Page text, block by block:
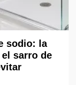
sodio: la
sarro de